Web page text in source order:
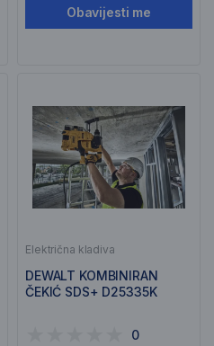
Obavijesti me
Električna kladiva
DEWALT KOMBINIRAN
ČEKIĆ SDS+ D25335K
0